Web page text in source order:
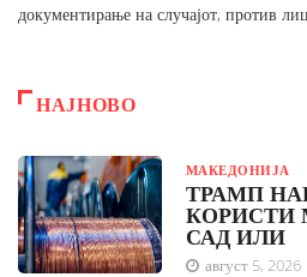
документирање на случајот, против
НАЈНОВО
МАКЕДОНИЈА
ТРАМП
КОРИСТИ
САД ИЛИ
август 5, 2026